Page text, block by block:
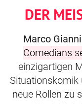
DER
Marco Gianni
Comedians
einzigartigen
Situationskomik
neue Rollen zu